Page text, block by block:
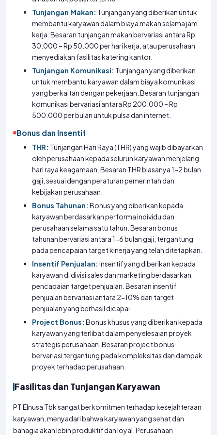
Tunjangan Makan: Tunjangan yang diberikan untuk
membantu karyawan dalam biaya makan selama jam
kerja. Besaran tunjangan makan bervariasi antara Rp
30.000 – Rp 50.000 per hari kerja, atau perusahaan
menyediakan fasilitas katering kantor.
Tunjangan Komunikasi: Tunjangan yang diberikan
untuk membantu karyawan dalam biaya komunikasi
yang berkaitan dengan pekerjaan. Besaran tunjangan
komunikasi bervariasi antara Rp 200.000 – Rp
500.000 per bulan untuk pulsa dan internet.
Bonus dan Insentif
THR: Tunjangan Hari Raya (THR) yang wajib dibayarkan
oleh perusahaan kepada seluruh karyawan menjelang
hari raya keagamaan. Besaran THR biasanya 1-2 bulan
gaji, sesuai dengan peraturan pemerintah dan
kebijakan perusahaan.
Bonus Tahunan: Bonus yang diberikan kepada
karyawan berdasarkan performa individu dan
perusahaan selama satu tahun. Besaran bonus
tahunan bervariasi antara 1-6 bulan gaji, tergantung
pada pencapaian target kinerja yang telah ditetapkan.
Insentif Penjualan: Insentif yang diberikan kepada
karyawan di divisi sales dan marketing berdasarkan
pencapaian target penjualan. Besaran insentif
penjualan bervariasi antara 2-10% dari target
penjualan yang berhasil dicapai.
Project Bonus: Bonus khusus yang diberikan kepada
karyawan yang terlibat dalam penyelesaian proyek
strategis perusahaan. Besaran project bonus
bervariasi tergantung pada kompleksitas dan dampak
proyek terhadap perusahaan.
Fasilitas dan Tunjangan Karyawan
PT Elnusa Tbk sangat berkomitmen terhadap kesejahteraan
karyawan, menyadari bahwa karyawan yang sehat dan
bahagia akan lebih produktif dan loyal. Perusahaan